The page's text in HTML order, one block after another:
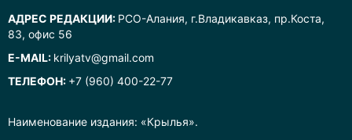
Наименование издания: «Крылья».
АДРЕС РЕДАКЦИИ: РСО-Алания, г.Владикавказ, пр.Коста,
83, офис 56
E-MAIL: krilyatv@gmail.com
ТЕЛЕФОН: +7 (960) 400-22-77